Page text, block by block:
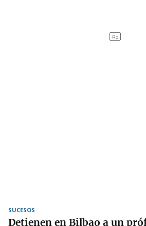
SUCESOS
Detienen en Bilbao a un